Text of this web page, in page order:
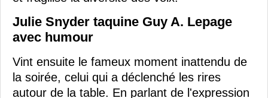
Julie Snyder taquine Guy A. Lepage
avec humour
Vint ensuite le fameux moment inattendu de
la soirée, celui qui a déclenché les rires
autour de la table. En parlant de l'expression